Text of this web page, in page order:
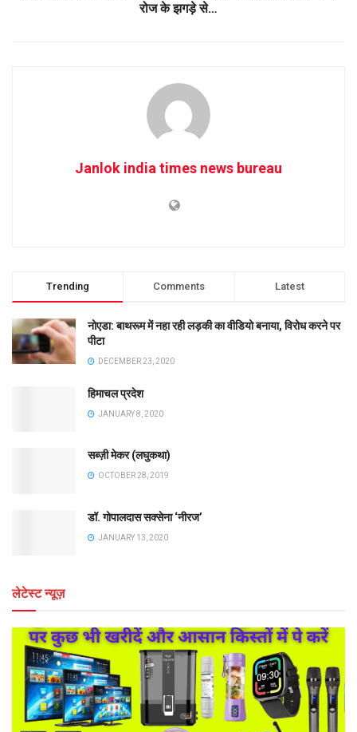
रोज के झगड़े से…
Janlok india times news bureau
Trending Comments Latest
नोएडा: बाथरूम में नहा रही लड़की का वीडियो बनाया, विरोध करने पर
पीटा
DECEMBER 23, 2020
हिमाचल प्रदेश
JANUARY 8, 2020
सब्ज़ी मेकर (लघुकथा)
OCTOBER 28, 2019
डॉ. गोपालदास सक्सेना ‘नीरज’
JANUARY 13, 2020
लेटेस्ट न्यूज़